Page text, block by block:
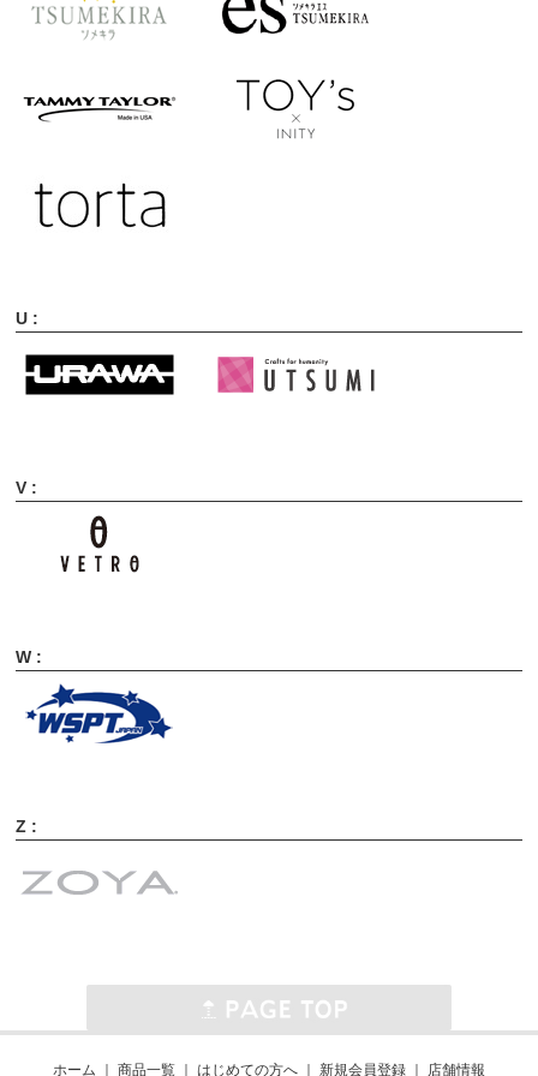
U :
V :
W :
Z :
ホーム ｜ 商品一覧 ｜ はじめての方へ ｜ 新規会員登録 ｜ 店舗情報